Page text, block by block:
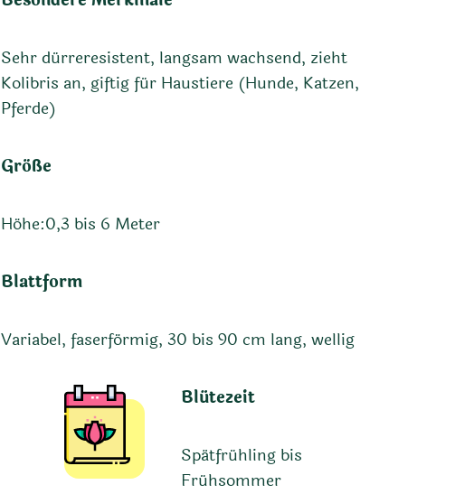
Sehr dürreresistent, langsam wachsend, zieht
Kolibris an, giftig für Haustiere (Hunde, Katzen,
Pferde)
Größe
Höhe:0,3 bis 6 Meter
Blattform
Variabel, faserförmig, 30 bis 90 cm lang, wellig
Blütezeit
Spätfrühling bis
Frühsommer